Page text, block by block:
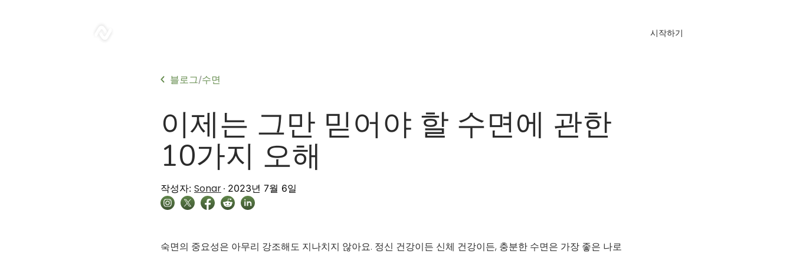
시작하기
블로그/수면
이제는 그만 믿어야 할 수면에 관한
10가지 오해
작성자: Sonar 2023년 7월 6일
숙면의 중요성은 아무리 강조해도 지나치지 않아요. 정신 건강이든 신체 건강이든, 충분한 수면은 가장 좋은 나로